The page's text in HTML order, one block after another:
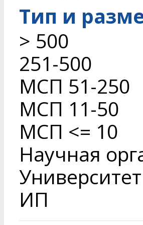
Тип и
> 500
251-500
МСП 51-250
МСП 11-50
МСП <= 10
Научная
Университет
ИП